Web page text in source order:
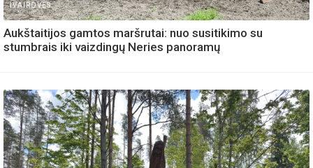
IVAIROVES
Aukštaitijos gamtos maršrutai: nuo susitikimo su
stumbrais iki vaizdingų Neries panoramų